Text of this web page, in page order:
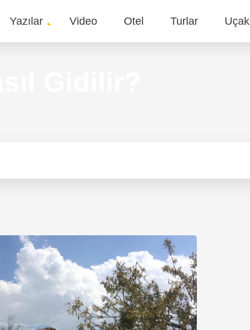
Yazılar Video Otel Turlar Uçak